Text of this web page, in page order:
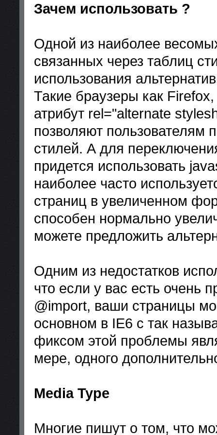
Зачем использовать ?
Одной из наиболее
связанных через таблиц
использования
Такие браузеры как
атрибут rel="alternate
позволяют пользователям
стилей. А для
придется использовать
наиболее часто
страниц в увеличенном
способен нормально
можете предложить
Одним из недостатков
что если у вас есть очень
@import, ваши страницы
основном в IE6 с так
фиксом этой проблемы
мере, одного
Media Type
Многие пишут о том, что